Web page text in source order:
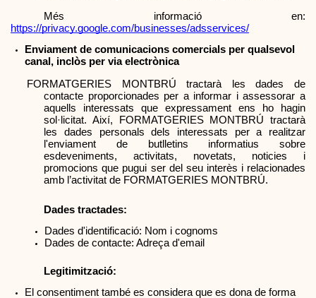
https://privacy.google.com/businesses/adsservices/
Enviament de comunicacions comercials per qualsevol
canal, inclòs per via electrònica
FORMATGERIES MONTBRÚ tractarà les dades de
contacte proporcionades per a informar i assessorar a
aquells interessats que expressament ens ho hagin
sol·licitat. Així, FORMATGERIES MONTBRÚ tractarà
les dades personals dels interessats per a realitzar
l'enviament de butlletins informatius sobre
esdeveniments, activitats, novetats, noticies i
promocions que pugui ser del seu interès i relacionades
amb l’activitat de FORMATGERIES MONTBRÚ.
Dades tractades:
Dades d'identificació: Nom i cognoms
Dades de contacte: Adreça d'email
Legitimització:
El consentiment també es considera que es dona de forma